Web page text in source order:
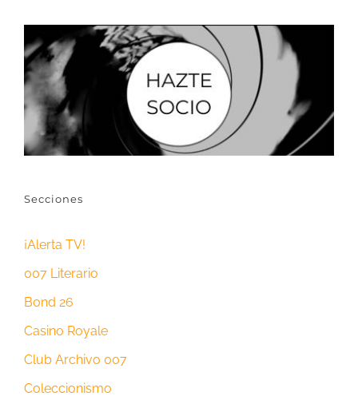
Secciones
¡Alerta TV!
007 Literario
Bond 26
Casino Royale
Club Archivo 007
Coleccionismo